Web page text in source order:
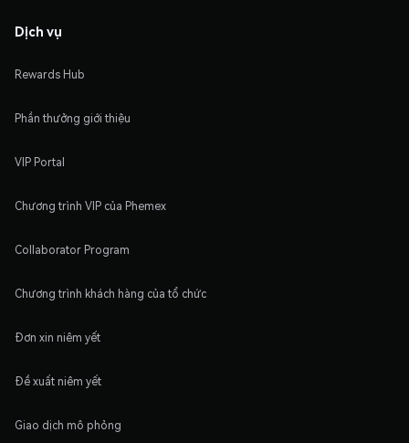
Dịch vụ
Rewards Hub
Phần thưởng giới thiệu
VIP Portal
Chương trình VIP của Phemex
Collaborator Program
Chương trình khách hàng của tổ chức
Đơn xin niêm yết
Đề xuất niêm yết
Giao dịch mô phỏng